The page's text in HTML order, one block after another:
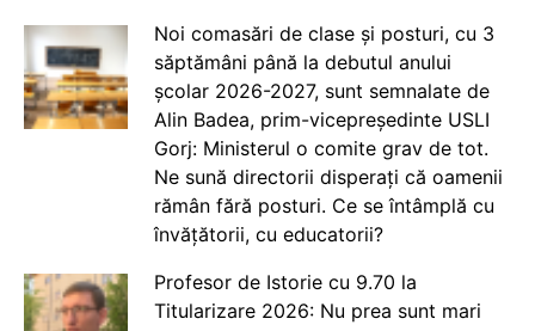
Noi comasări de clase și posturi, cu 3
săptămâni până la debutul anului
școlar 2026-2027, sunt semnalate de
Alin Badea, prim-vicepreședinte USLI
Gorj: Ministerul o comite grav de tot.
Ne sună directorii disperați că oamenii
rămân fără posturi. Ce se întâmplă cu
învățătorii, cu educatorii?
Profesor de Istorie cu 9.70 la
Titularizare 2026: Nu prea sunt mari